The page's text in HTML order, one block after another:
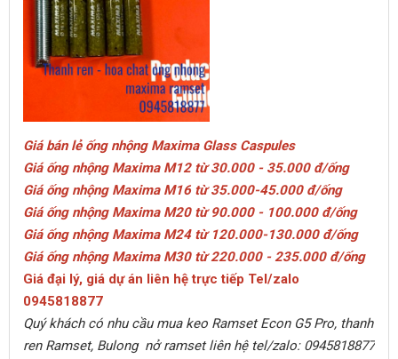
Giá bán lẻ ống nhộng Maxima Glass Caspules
Giá ống nhộng Maxima M12 từ 30.000 - 35.000 đ/ống
Giá ống nhộng Maxima M16 từ 35.000-45.000 đ/ống
Giá ống nhộng Maxima M20 từ 90.000 - 100.000 đ/ống
Giá ống nhộng Maxima M24 từ 120.000-130.000 đ/ống
Giá ống nhộng Maxima M30 từ 220.000 - 235.000 đ/ống
Giá đại lý, giá dự án liên hệ trực tiếp Tel/zalo
0945818877
Quý khách có nhu cầu mua keo Ramset Econ G5 Pro, thanh
ren Ramset, Bulong nở ramset liên hệ tel/zalo: 0945818877